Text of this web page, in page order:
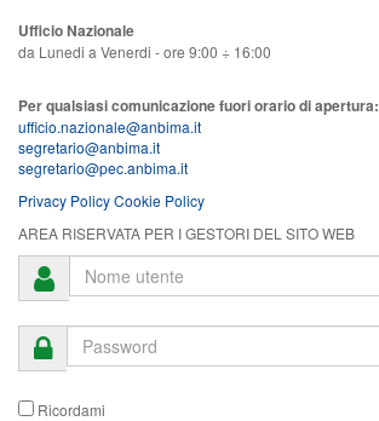
Ufficio Nazionale
da Lunedi a Venerdi - ore 9:00 ÷ 16:00
Per qualsiasi comunicazione fuori orario di apertura:
ufficio.nazionale@anbima.it
segretario@anbima.it
segretario@pec.anbima.it
Privacy PolicyCookie Policy
AREA RISERVATA PER I GESTORI DEL SITO WEB
Ricordami